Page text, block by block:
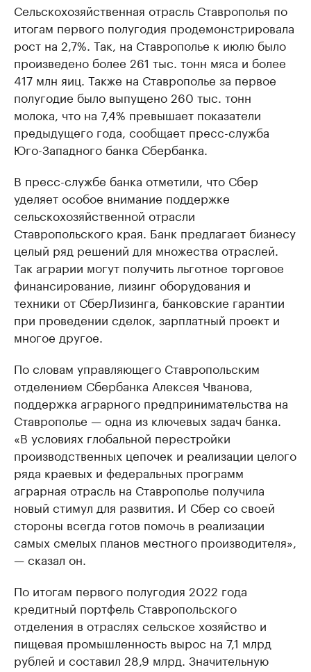
Сельскохозяйственная отрасль Ставрополья по
итогам первого полугодия продемонстрировала
рост на 2,7%. Так, на Ставрополье к июлю было
произведено более 261 тыс. тонн мяса и более
417 млн яиц. Также на Ставрополье за первое
полугодие было выпущено 260 тыс. тонн
молока, что на 7,4% превышает показатели
предыдущего года, сообщает пресс-служба
Юго-Западного банка Сбербанка.
В пресс-службе банка отметили, что Сбер
уделяет особое внимание поддержке
сельскохозяйственной отрасли
Ставропольского края. Банк предлагает бизнесу
целый ряд решений для множества отраслей.
Так аграрии могут получить льготное торговое
финансирование, лизинг оборудования и
техники от СберЛизинга, банковские гарантии
при проведении сделок, зарплатный проект и
многое другое.
По словам управляющего Ставропольским
отделением Сбербанка Алексея Чванова,
поддержка аграрного предпринимательства на
Ставрополье — одна из ключевых задач банка.
«В условиях глобальной перестройки
производственных цепочек и реализации целого
ряда краевых и федеральных программ
аграрная отрасль на Ставрополье получила
новый стимул для развития. И Сбер со своей
стороны всегда готов помочь в реализации
самых смелых планов местного производителя»,
— сказал он.
По итогам первого полугодия 2022 года
кредитный портфель Ставропольского
отделения в отраслях сельское хозяйство и
пищевая промышленность вырос на 7,1 млрд
рублей и составил 28,9 млрд. Значительную